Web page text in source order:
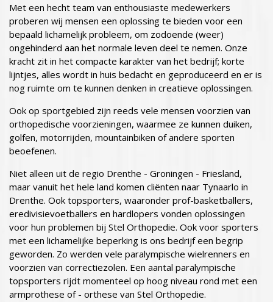
Met een hecht team van enthousiaste medewerkers
proberen wij mensen een oplossing te bieden voor een
bepaald lichamelijk probleem, om zodoende (weer)
ongehinderd aan het normale leven deel te nemen. Onze
kracht zit in het compacte karakter van het bedrijf; korte
lijntjes, alles wordt in huis bedacht en geproduceerd en er is
nog ruimte om te kunnen denken in creatieve oplossingen.
Ook op sportgebied zijn reeds vele mensen voorzien van
orthopedische voorzieningen, waarmee ze kunnen duiken,
golfen, motorrijden, mountainbiken of andere sporten
beoefenen.
Niet alleen uit de regio Drenthe - Groningen - Friesland,
maar vanuit het hele land komen cliënten naar Tynaarlo in
Drenthe. Ook topsporters, waaronder prof-basketballers,
eredivisievoetballers en hardlopers vonden oplossingen
voor hun problemen bij Stel Orthopedie. Ook voor sporters
met een lichamelijke beperking is ons bedrijf een begrip
geworden. Zo werden vele paralympische wielrenners en
voorzien van correctiezolen. Een aantal paralympische
topsporters rijdt momenteel op hoog niveau rond met een
armprothese of - orthese van Stel Orthopedie.